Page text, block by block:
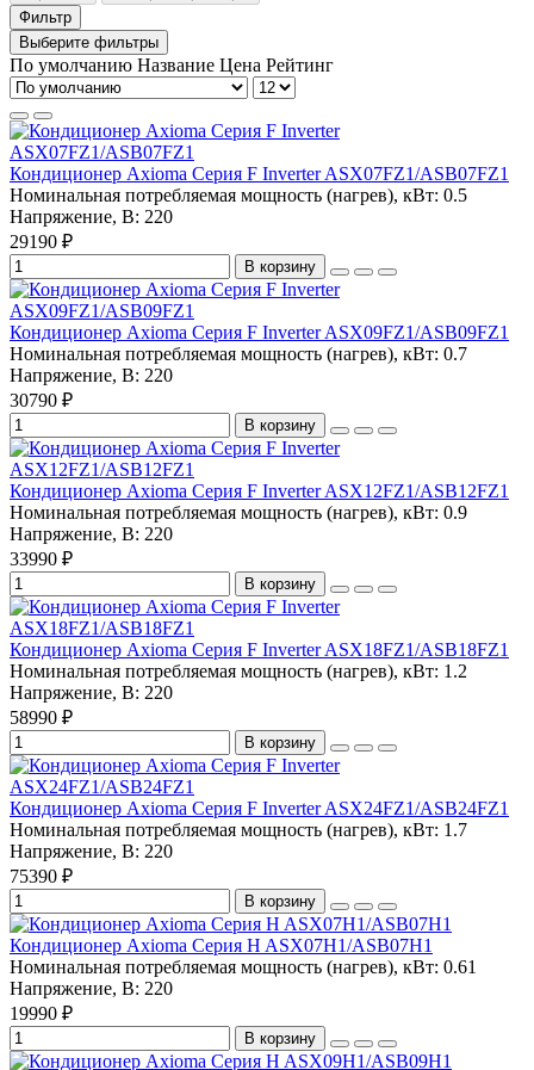
Фильтр
Выберите фильтры
По умолчанию Название Цена Рейтинг
Кондиционер Axioma Серия F Inverter ASX07FZ1/ASB07FZ1
Номинальная потребляемая мощность (нагрев), кВт: 0.5
Напряжение, В: 220
29190 ₽
В корзину
Кондиционер Axioma Серия F Inverter ASX09FZ1/ASB09FZ1
Номинальная потребляемая мощность (нагрев), кВт: 0.7
Напряжение, В: 220
30790 ₽
В корзину
Кондиционер Axioma Серия F Inverter ASX12FZ1/ASB12FZ1
Номинальная потребляемая мощность (нагрев), кВт: 0.9
Напряжение, В: 220
33990 ₽
В корзину
Кондиционер Axioma Серия F Inverter ASX18FZ1/ASB18FZ1
Номинальная потребляемая мощность (нагрев), кВт: 1.2
Напряжение, В: 220
58990 ₽
В корзину
Кондиционер Axioma Серия F Inverter ASX24FZ1/ASB24FZ1
Номинальная потребляемая мощность (нагрев), кВт: 1.7
Напряжение, В: 220
75390 ₽
В корзину
Кондиционер Axioma Серия H ASX07H1/ASB07H1
Номинальная потребляемая мощность (нагрев), кВт: 0.61
Напряжение, В: 220
19990 ₽
В корзину